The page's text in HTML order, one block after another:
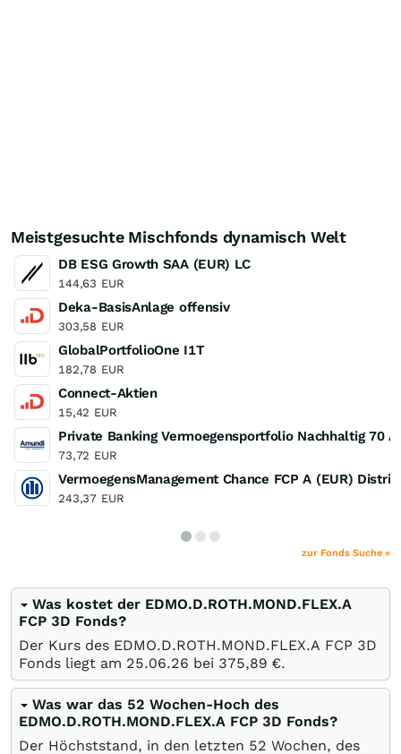
Meistgesuchte Mischfonds dynamisch Welt
DB ESG Growth SAA (EUR) LC
144,63 EUR
Deka-BasisAnlage offensiv
303,58 EUR
GlobalPortfolioOne I1T
182,78 EUR
Connect-Aktien
15,42 EUR
Private Banking Vermoegensportfolio Nachhaltig 70
73,72 EUR
VermoegensManagement Chance FCP A (EUR)
243,37 EUR
zur Fonds Suche »
Was kostet der EDMO.D.ROTH.MOND.FLEX.A
FCP 3D Fonds?
Der Kurs des EDMO.D.ROTH.MOND.FLEX.A FCP 3D
Fonds liegt am 25.06.26 bei 375,89 €.
Was war das 52 Wochen-Hoch des
EDMO.D.ROTH.MOND.FLEX.A FCP 3D Fonds?
Der Höchststand, in den letzten 52 Wochen, des